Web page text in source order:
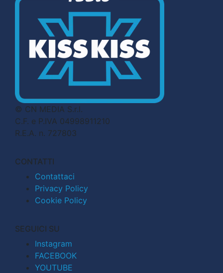
© CN MEDIA S.r.l.
C.F. e P.IVA 04998911210
R.E.A. n. 727803
CONTATTI
Contattaci
Privacy Policy
Cookie Policy
SEGUICI SU
Instagram
FACEBOOK
YOUTUBE